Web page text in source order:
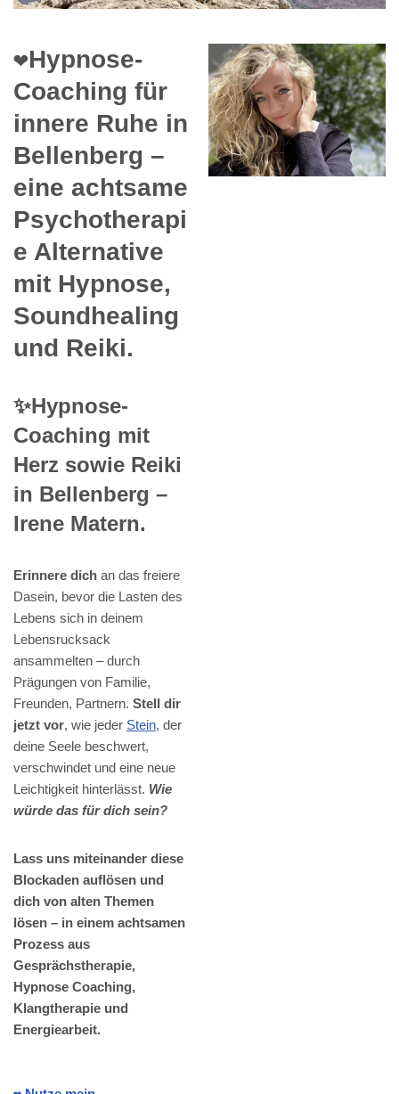
❤️Hypnose-
Coaching für
innere Ruhe in
Bellenberg –
eine achtsame
Psychotherapi
e Alternative
mit Hypnose,
Soundhealing
und Reiki.
✨Hypnose-
Coaching mit
Herz sowie Reiki
in Bellenberg –
Irene Matern.
Erinnere dich an das freiere
Dasein, bevor die Lasten des
Lebens sich in deinem
Lebensrucksack
ansammelten – durch
Prägungen von Familie,
Freunden, Partnern. Stell dir
jetzt vor, wie jeder Stein, der
deine Seele beschwert,
verschwindet und eine neue
Leichtigkeit hinterlässt. Wie
würde das für dich sein?
Lass uns miteinander diese
Blockaden auflösen und
dich von alten Themen
lösen – in einem achtsamen
Prozess aus
Gesprächstherapie,
Hypnose Coaching,
Klangtherapie und
Energiearbeit.